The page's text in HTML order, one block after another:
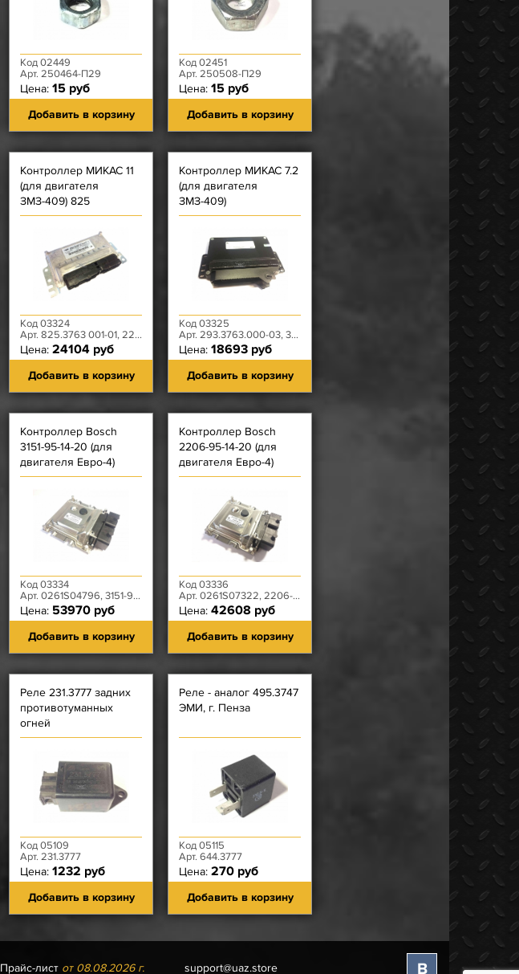
Код 02449
Арт. 250464-П29
Цена: 15 руб
Добавить в корзину
Код 02451
Арт. 250508-П29
Цена: 15 руб
Добавить в корзину
Контроллер МИКАС 11
(для двигателя
ЗМЗ-409) 825
Код 03324
Арт. 825.3763 001-01, 2206-95-3763011-00
Цена: 24104 руб
Добавить в корзину
Контроллер МИКАС 7.2
(для двигателя
ЗМЗ-409)
Код 03325
Арт. 293.3763.000-03, 3160-20-3763010-10
Цена: 18693 руб
Добавить в корзину
Контроллер Bosch
3151-95-14-20 (для
двигателя Евро-4)
Код 03334
Арт. 0261S04796, 3151-95-3763014-20
Цена: 53970 руб
Добавить в корзину
Контроллер Bosch
2206-95-14-20 (для
двигателя Евро-4)
Код 03336
Арт. 0261S07322, 2206-95-3763014-20
Цена: 42608 руб
Добавить в корзину
Реле 231.3777 задних
противотуманных
огней
Код 05109
Арт. 231.3777
Цена: 1232 руб
Добавить в корзину
Реле - аналог 495.3747
ЭМИ, г. Пенза
Код 05115
Арт. 644.3777
Цена: 270 руб
Добавить в корзину
Прайс-лист от 08.08.2026 г. support@uaz.store В